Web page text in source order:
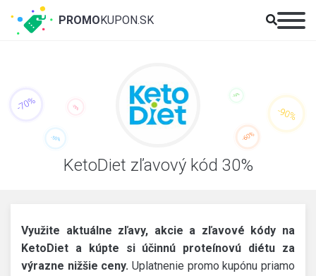
KetoDiet zľavový kód 30%
Využite aktuálne zľavy, akcie a zľavové kódy na
KetoDiet a kúpte si účinnú proteínovú diétu za
výrazne nižšie ceny. Uplatnenie promo kupónu priamo
PROMOKUPON.SK